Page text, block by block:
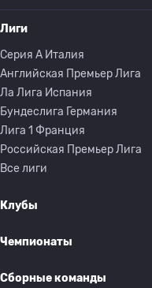
Лиги
Серия A Италия
Английская Премьер Лига
Ла Лига Испания
Бундеслига Германия
Лига 1 Франция
Российская Премьер Лига
Все лиги
Клубы
Чемпионаты
Сборные команды